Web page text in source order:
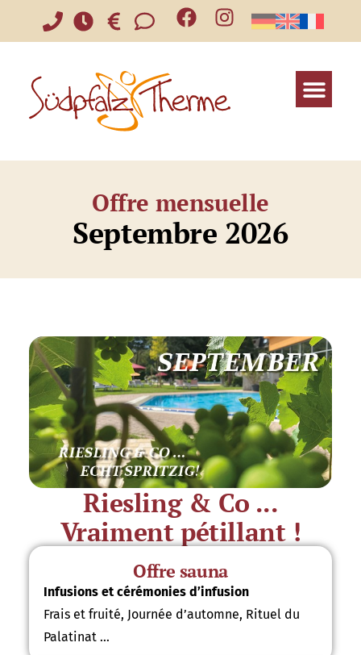
Offre mensuelle
Septembre 2026
Riesling & Co ...
Vraiment pétillant !
Offre sauna
Infusions et cérémonies d’infusion
Frais et fruité, Journée d’automne, Rituel du
Palatinat …